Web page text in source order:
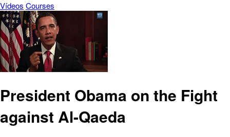
Vídeos Courses
President Obama on the Fight
against Al-Qaeda